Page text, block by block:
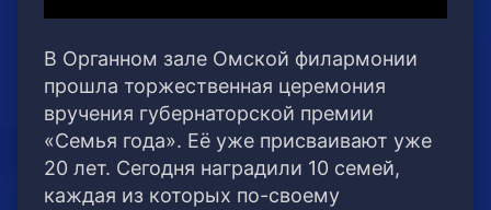
В Органном зале Омской филармонии
прошла торжественная церемония
вручения губернаторской премии
«Семья года». Её уже присваивают уже
20 лет. Сегодня наградили 10 семей,
каждая из которых по-своему